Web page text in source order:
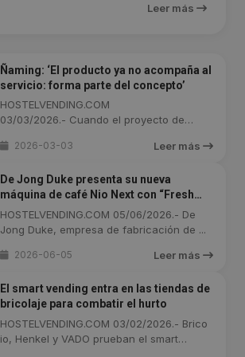
Leer más
Ñaming: ‘El producto ya no acompaña al
servicio: forma parte del concepto’
HOSTELVENDING.COM
03/03/2026.- Cuando el proyecto de
2026-03-03 Leer más
De Jong Duke presenta su nueva
máquina de café Nio Next con “Fresh
Milk Solution”
HOSTELVENDING.COM 05/06/2026.- De
Jong Duke, empresa de fabricación de ...
2026-06-05 Leer más
El smart vending entra en las tiendas de
bricolaje para combatir el hurto
HOSTELVENDING.COM 03/02/2026.- Brico
io, Henkel y VADO prueban el smart